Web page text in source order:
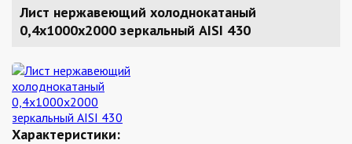
Лист нержавеющий холоднокатаный
0,4х1000х2000 зеркальный AISI 430
Характеристики: